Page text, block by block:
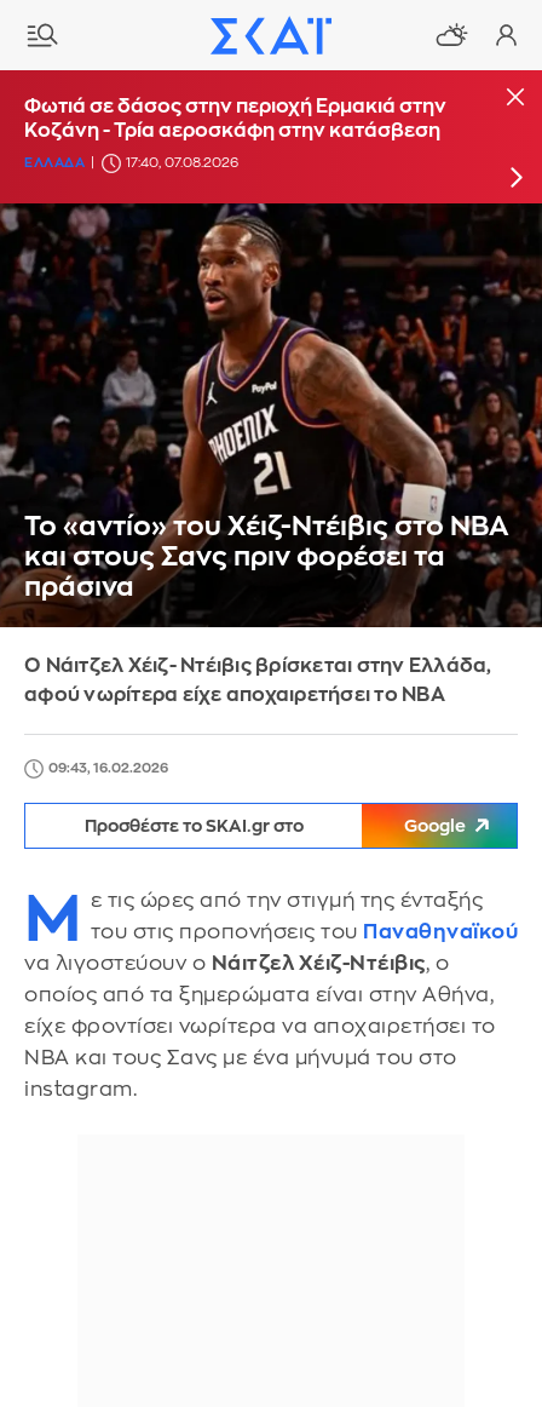
Φωτιά στο Στεφάνι Κορίνθου: Μήνυμα από το
112 για ετοιμότητα - Αντιδήμαρχος: Ξεκίνησε
από φωτοβολταϊκά
Φωτιά σε δάσος στην περιοχή Ερμακιά στην
Κοζάνη - Τρία αεροσκάφη στην κατάσβεση
ΕΛΛΑΔΑ 17:40, 07.08.2026
Το «αντίο» του Χέιζ-Ντέιβις στο ΝΒΑ
και στους Σανς πριν φορέσει τα
πράσινα
Ο Νάιτζελ Χέιζ- Ντέιβις βρίσκεται στην Ελλάδα,
αφού νωρίτερα είχε αποχαιρετήσει το ΝΒΑ
09:43, 16.02.2026
Προσθέστε το SKAI.gr στο Google
Μ
ε τις ώρες από την στιγμή της ένταξής
του στις προπονήσεις του Παναθηναϊκού
να λιγοστεύουν ο Νάιτζελ Χέιζ-Ντέιβις, ο
οποίος από τα ξημερώματα είναι στην Αθήνα,
είχε φροντίσει νωρίτερα να αποχαιρετήσει το
ΝΒΑ και τους Σανς με ένα μήνυμά του στο
instagram.